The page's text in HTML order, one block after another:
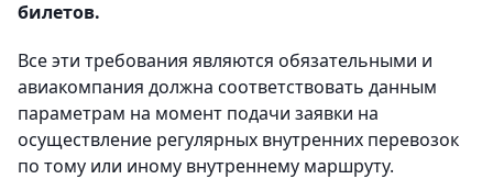
билетов.
Все эти требования являются обязательными и
авиакомпания должна соответствовать данным
параметрам на момент подачи заявки на
осуществление регулярных внутренних перевозок
по тому или иному внутреннему маршруту.